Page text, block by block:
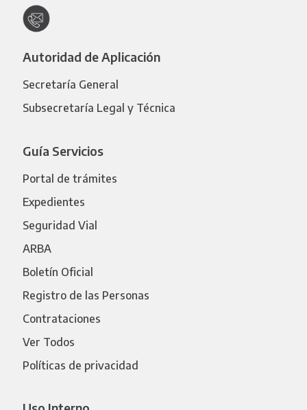
Autoridad de Aplicación
Secretaría General
Subsecretaría Legal y Técnica
Guía Servicios
Portal de trámites
Expedientes
Seguridad Vial
ARBA
Boletín Oficial
Registro de las Personas
Contrataciones
Ver Todos
Políticas de privacidad